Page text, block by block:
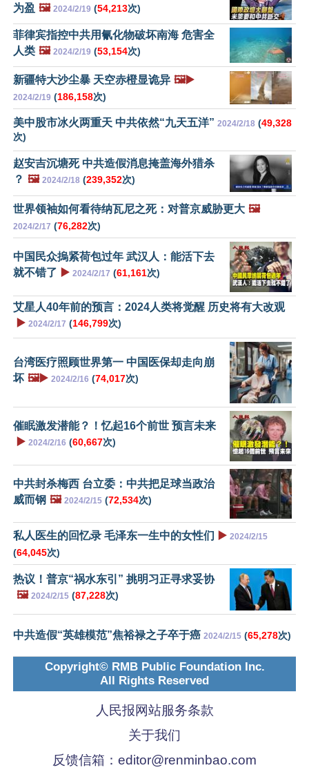
为盈 🖼️ 2024/2/19 (54,213次)
菲律宾指控中共用氰化物破坏南海 危害全
人类 🖼️ 2024/2/19 (53,154次)
新疆特大沙尘暴 天空赤橙显诡异 🖼️▶️
2024/2/19 (186,158次)
美中股市冰火两重天 中共依然“九天五洋” 2024/2/18 (49,328
次)
赵安吉沉塘死 中共造假消息掩盖海外猎杀
？ 🖼️ 2024/2/18 (239,352次)
世界领袖如何看待纳瓦尼之死：对普京威胁更大 🖼️
2024/2/17 (76,282次)
中国民众摀紧荷包过年 武汉人：能活下去
就不错了 ▶️ 2024/2/17 (61,161次)
艾星人40年前的预言：2024人类将觉醒 历史将有大改观
▶️ 2024/2/17 (146,799次)
台湾医疗照顾世界第一 中国医保却走向崩
坏 🖼️▶️ 2024/2/16 (74,017次)
催眠激发潜能？！忆起16个前世 预言未来
▶️ 2024/2/16 (60,667次)
中共封杀梅西 台立委：中共把足球当政治
威而钢 🖼️ 2024/2/15 (72,534次)
私人医生的回忆录 毛泽东一生中的女性们 ▶️ 2024/2/15
(64,045次)
热议！普京“祸水东引” 挑明习正寻求妥协
🖼️ 2024/2/15 (87,228次)
中共造假“英雄模范”焦裕禄之子卒于癌 2024/2/15 (65,278次)
Copyright© RMB Public Foundation Inc.
All Rights Reserved
人民报网站服务条款
关于我们
反馈信箱： editor@renminbao.com